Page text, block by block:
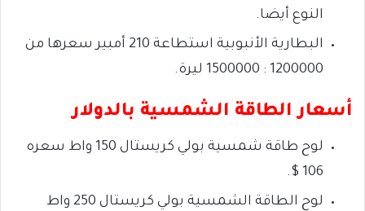
النوع أيضا.
البطارية الأنبوبية استطاعة 210 أمبير
سعرها من
1200000 : 1500000 ليرة.
أسعار الطاقة الشمسية بالدولار
لوح طاقة شمسية بولي كريستال 150 واط
سعره
106 $.
لوح الطاقة الشمسية بولي كريستال 250 واط